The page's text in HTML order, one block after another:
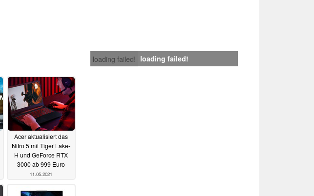
loading failed! loading failed!
Acer aktualisiert das
Nitro 5 mit Tiger Lake-
H und GeForce RTX
3000 ab 999 Euro
11.05.2021